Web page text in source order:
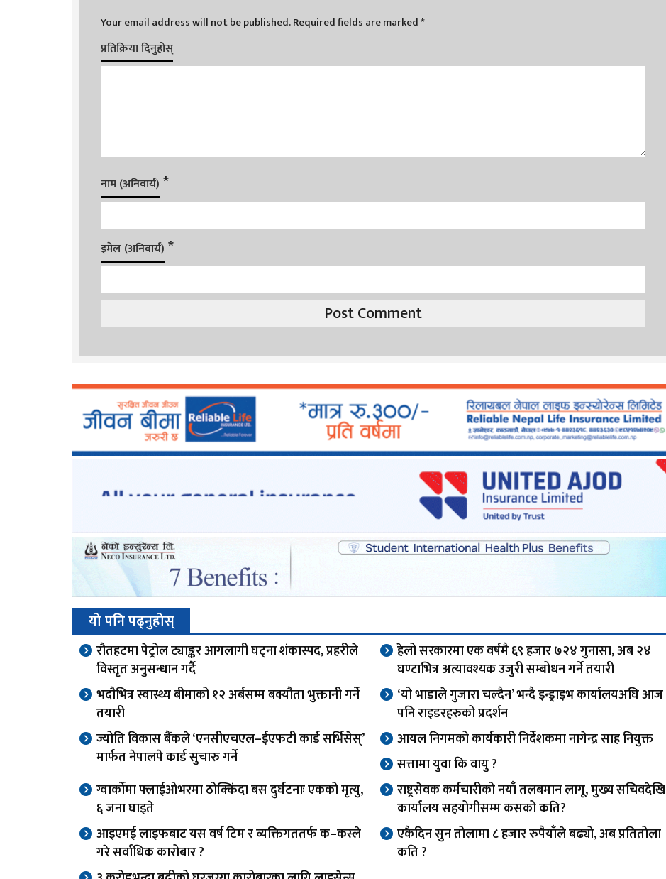
Your email address will not be published.Required fields are marked*
प्रतिक्रिया दिनुहोस्
नाम (अनिवार्य) *
इमेल (अनिवार्य) *
यो पनि पढ्नुहोस्
रौतहटमा पेट्रोल ट्याङ्कर आगलागी घट्ना शंकास्पद, प्रहरीले
विस्तृत अनुसन्धान गर्दै
हेलो सरकारमा एक वर्षमै ६९ हजार ७२४ गुनासा, अब २४
घण्टाभित्र अत्यावश्यक उजुरी सम्बोधन गर्ने तयारी
भदौभित्र स्वास्थ्य बीमाको १२ अर्बसम्म बक्यौता भुक्तानी गर्ने
तयारी
‘यो भाडाले गुजारा चल्दैन’ भन्दै इन्ड्राइभ कार्यालयअघि आज
पनि राइडरहरुको प्रदर्शन
ज्योति विकास बैंकले ‘एनसीएचएल–ईएफटी कार्ड सर्भिसेस्’
मार्फत नेपालपे कार्ड सुचारु गर्ने
आयल निगमको कार्यकारी निर्देशकमा नागेन्द्र साह नियुक्त
सत्तामा युवा कि वायु ?
ग्वार्काेमा फ्लाईओभरमा ठोक्किंदा बस दुर्घटनाः एकको मृत्यु,
६ जना घाइते
राष्ट्रसेवक कर्मचारीको नयाँ तलबमान लागू, मुख्य सचिवदेखि
कार्यालय सहयोगीसम्म कसको कति?
आइएमई लाइफबाट यस वर्ष टिम र व्यक्तिगततर्फ क–कस्ले
गरे सर्वाधिक कारोबार ?
एकैदिन सुन तोलामा ८ हजार रुपैयाँले बढ्यो, अब प्रतितोला
कति ?